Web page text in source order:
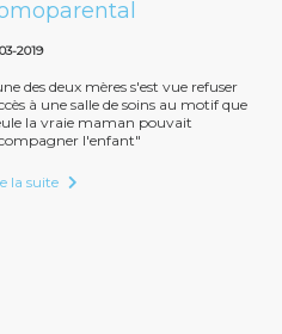
2019
des deux mères s'est vue refuser
à une salle de soins au motif que
la vraie maman pouvait
l'enfant"
la suite